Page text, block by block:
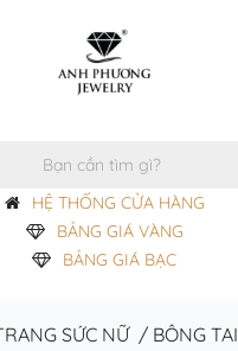
HỆ THỐNG CỬA HÀNG
BẢNG GIÁ VÀNG
BẢNG GIÁ BẠC
SỨC NỮ/ BÔNG TAI